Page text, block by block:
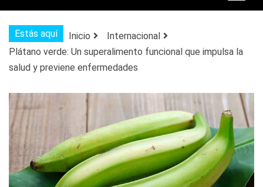
Estás aquí Inicio
Internacional
Plátano verde: Un superalimento funcional que impulsa la
salud y previene enfermedades